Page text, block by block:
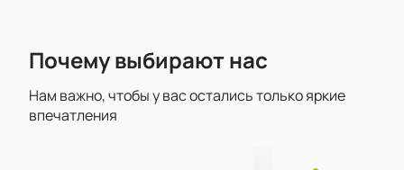
КузьмитчЪ и отвечал за аранжировки, текст, читку,
Известен своим причастием к российскому
интегральному движению. Один из создателей
Почему выбирают нас
Нам важно, чтобы у вас остались только яркие
впечатления